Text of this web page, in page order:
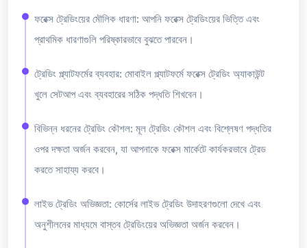
ফরেক্স ট্রেডিংয়ের মৌলিক ধারণা: আপনি ফরেক্স ট্রেডিংয়ের ভিত্তি এবং
প্রাথমিক ধারণাগুলি পরিষ্কারভাবে বুঝতে পারবেন।
ট্রেডিং প্ল্যাটফর্মের ব্যবহার: মোবাইল প্ল্যাটফর্মে ফরেক্স ট্রেডিং অ্যাকাউন্ট
খুলে সেটআপ এবং ব্যবহারের সঠিক পদ্ধতি শিখবেন।
বিভিন্ন ধরনের ট্রেডিং কৌশল: মূল ট্রেডিং কৌশল এবং বিশ্লেষণ পদ্ধতির
ওপর দক্ষতা অর্জন করবেন, যা আপনাকে ফরেক্স মার্কেটে কার্যকরভাবে ট্রেড
করতে সাহায্য করবে।
লাইভ ট্রেডিং অভিজ্ঞতা: কোর্সের লাইভ ট্রেডিং উদাহরণগুলো দেখে এবং
অনুশীলনের মাধ্যমে বাস্তব ট্রেডিংয়ের অভিজ্ঞতা অর্জন করবেন।